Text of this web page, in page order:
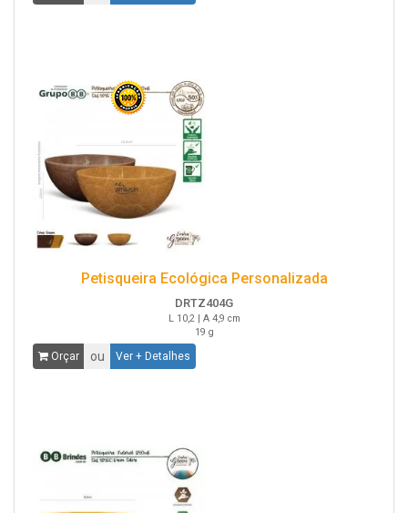
Petisqueira Ecológica Personalizada
DRTZ404G
L 10,2 | A 4,9 cm
19 g
Orçar ou Ver + Detalhes